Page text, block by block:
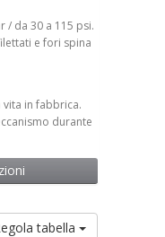
/ da 30 a 115 psi.
e fori spina
in fabbrica.
durante
tabella